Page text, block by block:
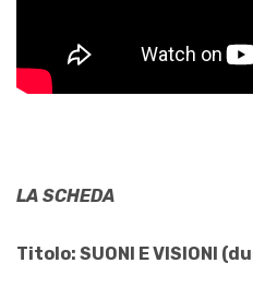
LA SCHEDA
Titolo: SUONI E VISIONI